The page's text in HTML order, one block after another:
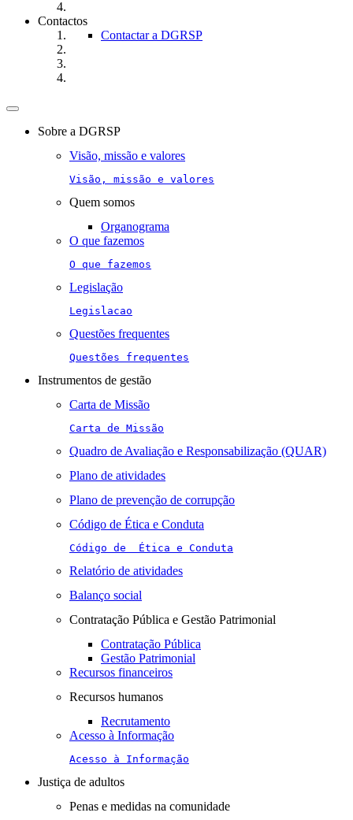
Contactos
Contactar a DGRSP
Toggle
navigationSobre a DGRSP
Visão, missão e valores
Visão, missão e valores
Quem somos
Organograma
O que fazemos
O que fazemos
Legislação
Legislacao
Questões frequentes
Questões frequentes
Instrumentos de gestão
Carta de Missão
Carta de Missão
Quadro de Avaliação e Responsabilização (QUAR)
Plano de atividades
Plano de prevenção de corrupção
Código de Ética e Conduta
Código de  Ética e Conduta
Relatório de atividades
Balanço social
Contratação Pública e Gestão Patrimonial
Contratação Pública
Gestão Patrimonial
Recursos financeiros
Recursos humanos
Recrutamento
Acesso à Informação
Acesso à Informação
Justiça de adultos
Penas e medidas na comunidade